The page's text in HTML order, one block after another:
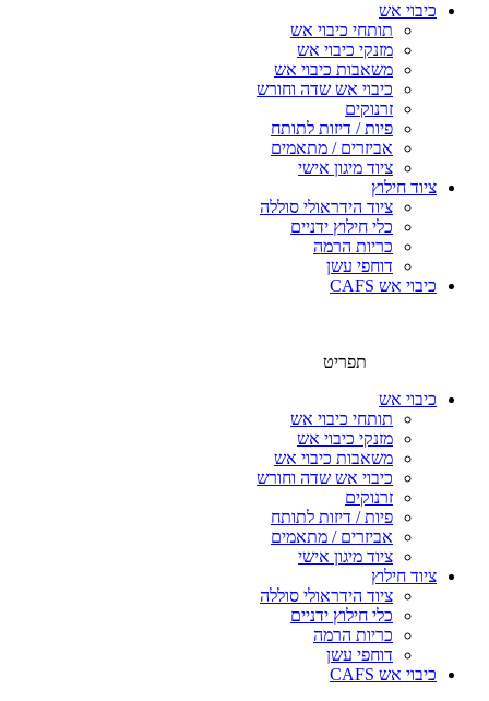
כיבוי אש
תותחי כיבוי אש
מזנקי כיבוי אש
משאבות כיבוי אש
כיבוי אש שדה וחורש
זרנוקים
פיות / דיזות לתותח
אביזרים / מתאמים
ציוד מיגון אישי
ציוד חילוץ
ציוד הידראולי סוללה
כלי חילוץ ידניים
כריות הרמה
דוחפי עשן
כיבוי אש CAFS
תפריט
כיבוי אש
תותחי כיבוי אש
מזנקי כיבוי אש
משאבות כיבוי אש
כיבוי אש שדה וחורש
זרנוקים
פיות / דיזות לתותח
אביזרים / מתאמים
ציוד מיגון אישי
ציוד חילוץ
ציוד הידראולי סוללה
כלי חילוץ ידניים
כריות הרמה
דוחפי עשן
כיבוי אש CAFS